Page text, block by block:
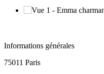
Informations générales
75011 Paris